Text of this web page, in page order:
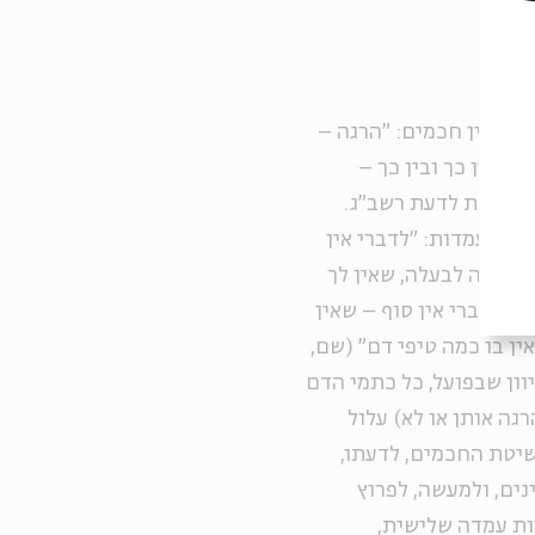
ובין חכמים: "הרגה –
בין כך ובין כך –
הולכת לדעת רשב"ג.
העמדות: "לדברי אין
שטהורה לבעלה, שאין לך
חברי אין סוף – שאין
בו כמה טיפי דם" (שם,
שבפועל, כל כתמי הדם
אותן או לא) עלול
החכמים, לדעתו,
ולמעשה, לפרוץ
עמדה שלישית,